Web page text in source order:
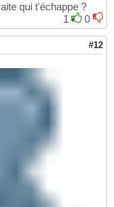
qui t'échappe ?
1
0
#12